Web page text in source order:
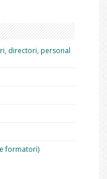
directori, personal
formatori)